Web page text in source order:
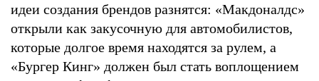
идеи создания брендов разнятся: «Макдоналдс»
открыли как закусочную для автомобилистов,
которые долгое время находятся за рулем, а
«Бургер Кинг» должен был стать воплощением